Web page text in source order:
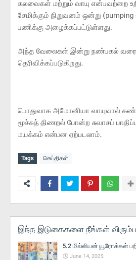
கலவைகள் மற்றும் வாயு என்பவற்றை
சேமிக்கும் நிறுவனம் ஒன்று
பணிக்கு அழைக்கப்பட்டுள்ளது.
அந்த வேலைகள் இன்று நண்பகல் வரை
தெரிவிக்கப்படுகிறது.
பொதுவாக அமோனியா வாயுவால் கண்
மூச்சுத் திணறல் போன்ற சுவாசப்
மயக்கம் என்பன ஏற்படலாம்.
Tags செய்திகள்
இந்த இடுகைகளை நீங்கள்
5.2 மில்லியன் யூரோக்கள்
June 14, 2025